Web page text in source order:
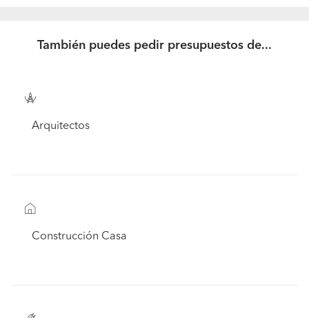
También puedes pedir presupuestos de...
Arquitectos
Construcción Casa